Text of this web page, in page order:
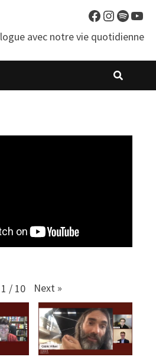
Facebook
avec notre vie quotidienne
1 / 10 Next »